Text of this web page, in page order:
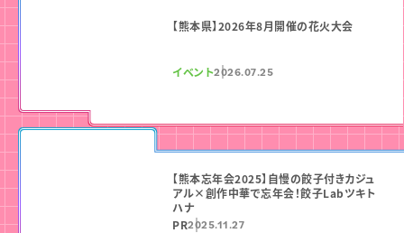
【熊本県】2026年8月開催の花火大会
イベント2026.07.25
【熊本忘年会2025】自慢の餃子付きカジュ
アル×創作中華で忘年会！餃子Labツキト
ハナ
PR2025.11.27